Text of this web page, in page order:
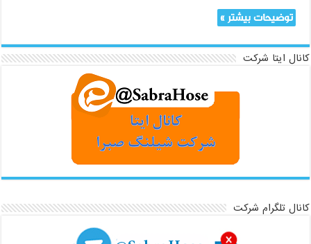
توضیحات بیشتر »
کانال ایتا شرکت
کانال تلگرام شرکت